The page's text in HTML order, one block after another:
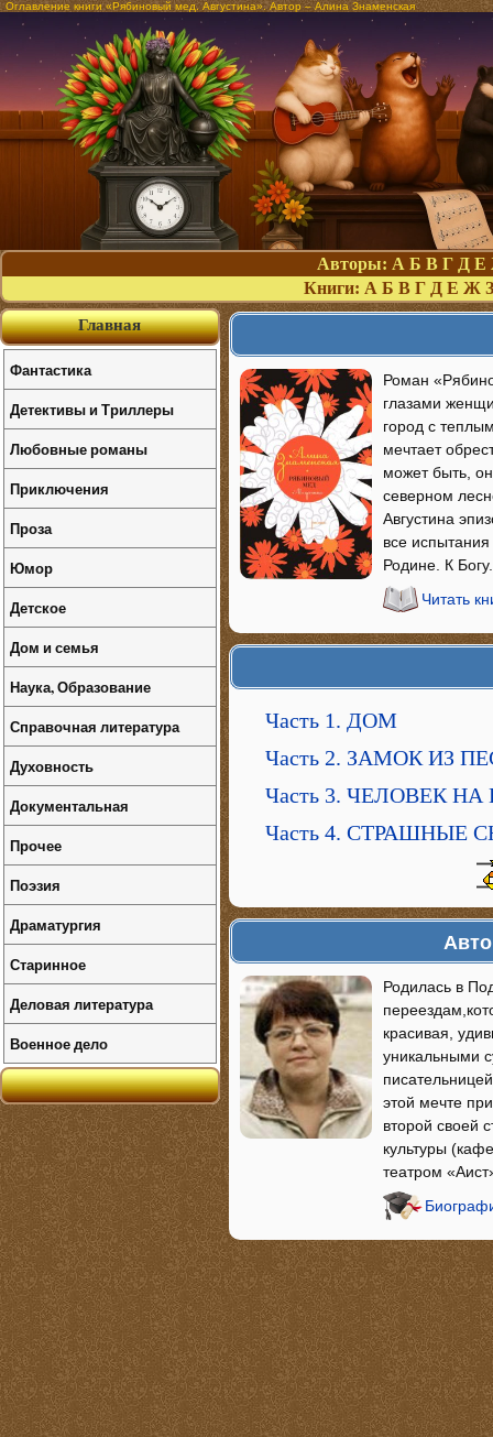
Оглавление книги «Рябиновый мед. Августина». Автор – Алина Знаменская
Авторы: А Б В Г Д Е
Книги: А Б В Г Д Е Ж З
Роман
глазами
город с
мечтает
может быть,
северном
Августина
все
Родине. К
Читать
Часть 1. ДОМ
Часть 2. ЗАМОК ИЗ
Часть 3. ЧЕЛОВЕК
Часть 4. СТРАШНЫЕ
Родилась в
красивая,
уникальными
этой мечте
второй своей
культуры
театром
Главная
Фантастика
Детективы и Триллеры
Любовные романы
Приключения
Проза
Юмор
Детское
Дом и семья
Наука, Образование
Справочная литература
Духовность
Документальная
Прочее
Поэзия
Драматургия
Старинное
Деловая литература
Военное дело